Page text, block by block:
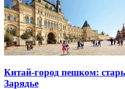
Китай-город пешком:
Зарядье